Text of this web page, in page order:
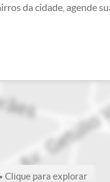
da cidade, agende
Clique para explorar